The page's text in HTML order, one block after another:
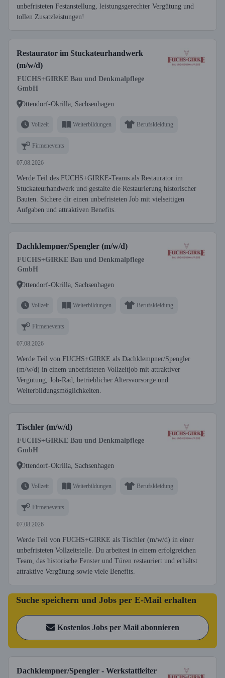
unbefristeten Festanstellung, leistungsgerechter Vergütung und
tollen Zusatzleistungen!
Restaurator im Stuckateurhandwerk
(m/w/d)
FUCHS+GIRKE Bau und Denkmalpflege
GmbH
Ottendorf-Okrilla, Sachsenhagen
Vollzeit Weiterbildungen Berufskleidung
Firmenevents
07.08.2026
Werde Teil des FUCHS+GIRKE-Teams als Restaurator im
Stuckateurhandwerk und gestalte die Restaurierung historischer
Bauten. Sichere dir einen unbefristeten Job mit vielseitigen
Aufgaben und attraktiven Benefits.
Dachklempner/Spengler (m/w/d)
FUCHS+GIRKE Bau und Denkmalpflege
GmbH
Ottendorf-Okrilla, Sachsenhagen
Vollzeit Weiterbildungen Berufskleidung
Firmenevents
07.08.2026
Werde Teil von FUCHS+GIRKE als Dachklempner/Spengler
(m/w/d) in einem unbefristeten Vollzeitjob mit attraktiver
Vergütung, Job-Rad, betrieblicher Altersvorsorge und
Weiterbildungsmöglichkeiten.
Tischler (m/w/d)
FUCHS+GIRKE Bau und Denkmalpflege
GmbH
Ottendorf-Okrilla, Sachsenhagen
Vollzeit Weiterbildungen Berufskleidung
Firmenevents
07.08.2026
Werde Teil von FUCHS+GIRKE als Tischler (m/w/d) in einer
unbefristeten Vollzeitstelle. Du arbeitest in einem erfolgreichen
Team, das historische Fenster und Türen restauriert und erhältst
attraktive Vergütung sowie viele Benefits.
Suche speichern und Jobs per E-Mail erhalten
Kostenlos Jobs per Mail abonnieren
Dachklempner/Spengler - Werkstattleiter